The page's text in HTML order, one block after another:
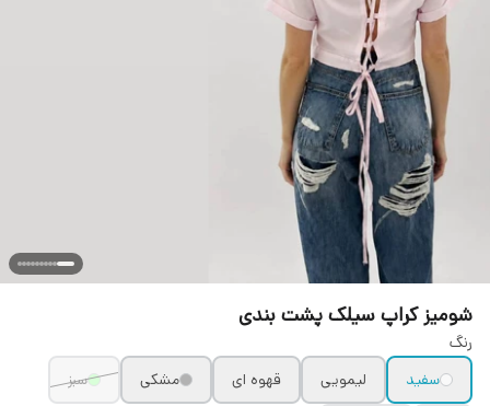
شومیز کراپ سیلک پشت بندی
رنگ
سفید
لیمویی قهوه ای مشکی سبز